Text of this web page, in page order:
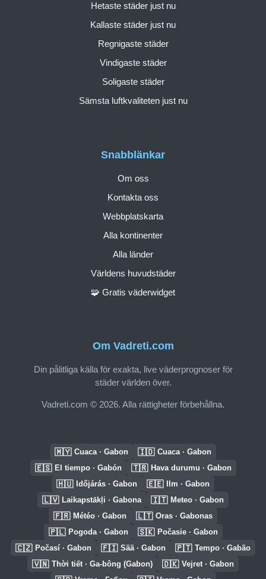
Om Vadreti.com
Din pålitliga källa för exakta, live väderprognoser för
städer världen över.
Vadreti.com © 2026. Alla rättigheter förbehållna.
Snabblänkar
Om oss
Kontakta oss
Webbplatskarta
Alla kontinenter
Alla länder
Världens huvudstäder
🧩 Gratis väderwidget
Hetaste städer just nu
Kallaste städer just nu
Regnigaste städer
Vindigaste städer
Soligaste städer
Sämsta luftkvaliteten just nu
🇲🇾 Cuaca · Gabon 🇮🇩 Cuaca · Gabon
🇪🇸 El tiempo · Gabón 🇹🇷 Hava durumu · Gabon
🇭🇺 Időjárás · Gabon 🇪🇪 Ilm · Gabon
🇱🇻 Laikapstākļi · Gabona 🇮🇹 Meteo · Gabon
🇫🇷 Météo · Gabon 🇱🇹 Oras · Gabonas
🇵🇱 Pogoda · Gabon 🇸🇰 Počasie · Gabon
🇨🇿 Počasí · Gabon 🇫🇮 Sää · Gabon 🇵🇹 Tempo · Gabão
🇻🇳 Thời tiết · Ga-bông (Gabon) 🇩🇰 Vejret · Gabon